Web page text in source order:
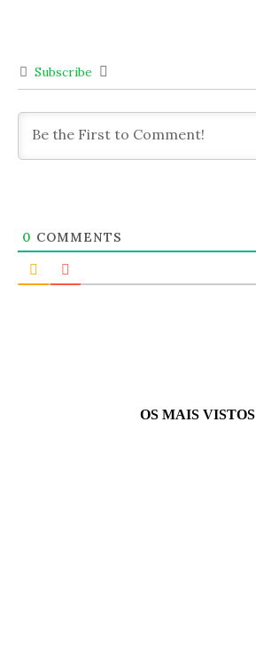
Subscribe
0 COMMENTS
OS MAIS VISTOS